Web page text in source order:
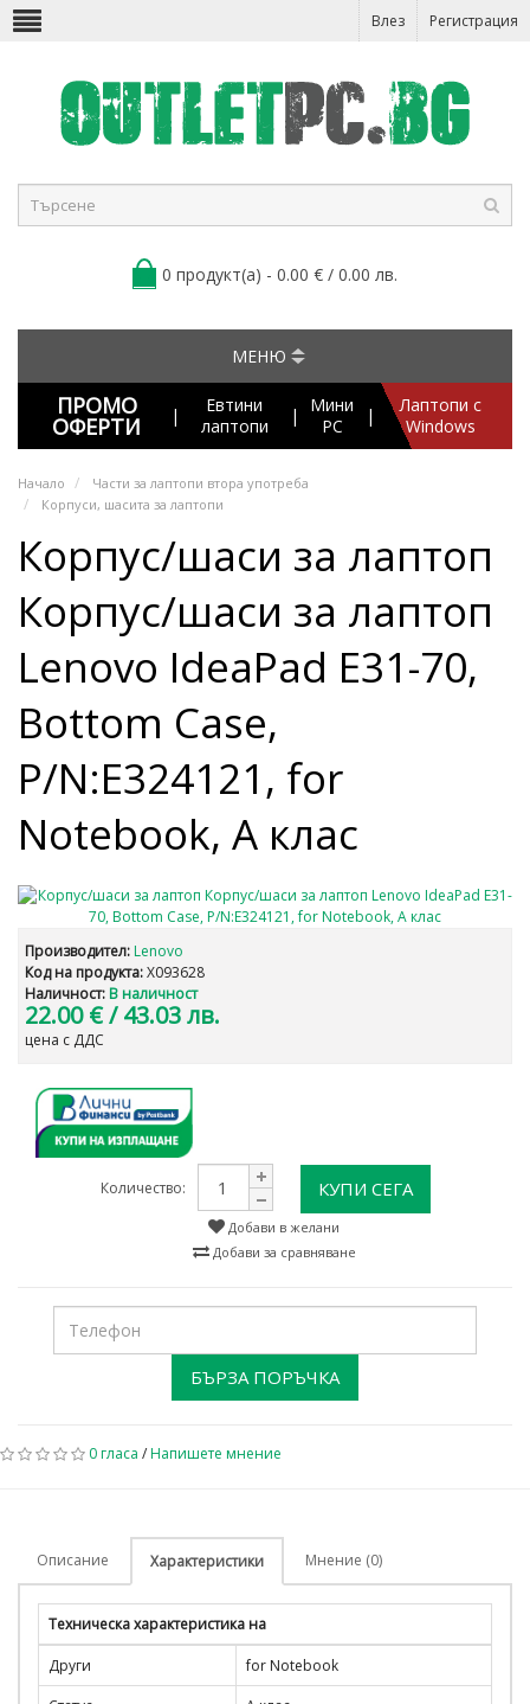
Влез Регистрация
0 продукт(а) - 0.00 € / 0.00 лв.
МЕНЮ
ПРОМО
ОФЕРТИ |
Евтини
лаптопи
|
Мини
PC
|
Лаптопи с
Windows
Начало
Части за лаптопи втора употреба
Корпуси, шасита за лаптопи
Корпус/шаси за лаптоп
Корпус/шаси за лаптоп
Lenovo IdeaPad E31-70,
Bottom Case,
P/N:E324121, for
Notebook, А клас
Производител: Lenovo
Код на продукта:X093628
Наличност: В наличност
22.00 €/ 43.03 лв.
цена с ДДС
Количество: КУПИ СЕГА
Добави в желани
Добави за сравняване
БЪРЗА ПОРЪЧКА
0 гласа /Напишете мнение
Описание Характеристики Мнение (0)
Техническа характеристика на
Други
for Notebook